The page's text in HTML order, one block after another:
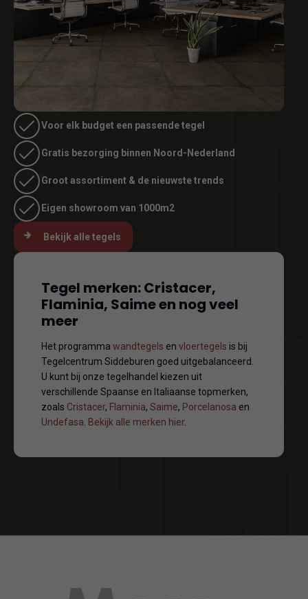
Voor elk budget een passende tegel
Gratis bezorging binnen Noord-Nederland
Groot assortiment & de nieuwste trends
Eigen showroom van 1000m2
Bekijk alle tegels
Tegel merken: Cristacer,
Flaminia, Saime en nog veel
meer
Het programma wandtegels en vloertegels is bij
Tegelcentrum Siddeburen goed uitgebalanceerd.
U kunt bij onze tegelhandel kiezen uit
verschillende Spaanse en Italiaanse topmerken,
zoals Cristacer, Flaminia, Saime, Porcelanosa en
Undefasa Bekijk alle merken hier.